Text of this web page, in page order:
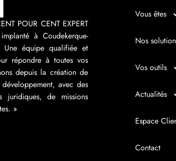
POUR CENT EXPERT
à Coudekerque-
Une équipe qualifiée et
répondre à toutes vos
depuis la création de
avec des
juridiques, de missions
»
Vous êtes
Micro
Nos
Gestion
Juridique
Vos outils
Bilan
Tableau
Actualités
La
Espace
Contact